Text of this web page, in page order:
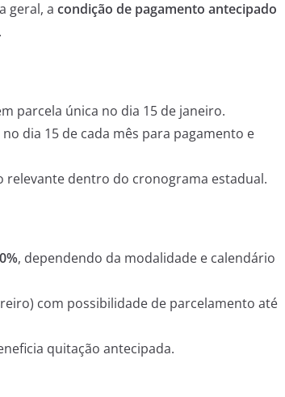
geral, a condição de pagamento antecipado
parcela única no dia 15 de janeiro.
dia 15 de cada mês para pagamento e
relevante dentro do cronograma estadual.
, dependendo da modalidade e calendário
com possibilidade de parcelamento até
quitação antecipada.